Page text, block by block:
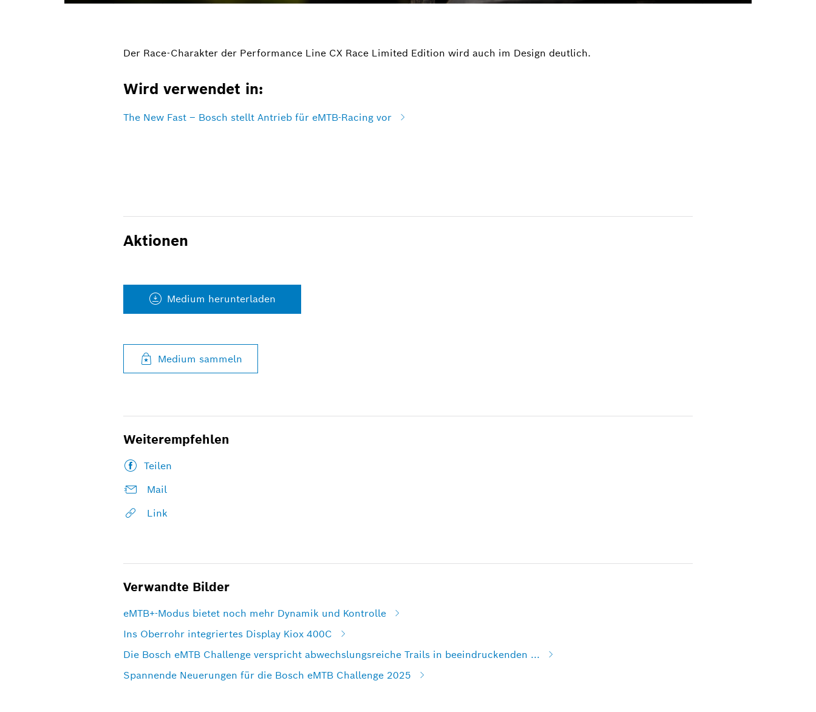
Der Race-Charakter der Performance Line CX Race Limited Edition wird auch im Design deutlich.
Wird verwendet in:
The New Fast – Bosch stellt Antrieb für eMTB-Racing vor
Aktionen
Medium herunterladen
Medium sammeln
Weiterempfehlen
Teilen
Mail
Link
Verwandte Bilder
eMTB+-Modus bietet noch mehr Dynamik und Kontrolle
Ins Oberrohr integriertes Display Kiox 400C
Die Bosch eMTB Challenge verspricht abwechslungsreiche Trails in beeindruckenden ...
Spannende Neuerungen für die Bosch eMTB Challenge 2025